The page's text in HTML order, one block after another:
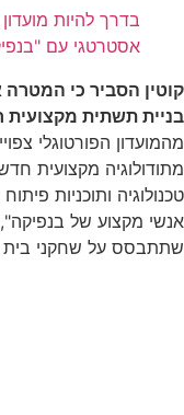
בדרך להיות
אסטרטגי עם
קוטין הסביר כי
בניית תשתית מקצועית
מהמועדון הפורטוגלי
מתודולוגיה מקצועית
טכנולוגיה ותוכניות
אנשי מקצוע של
שתתבסס על שחקני בית